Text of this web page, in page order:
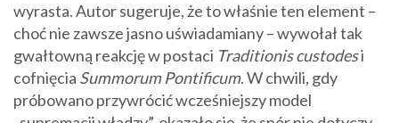
wyrasta. Autor sugeruje, że to właśnie ten element –
choć nie zawsze jasno uświadamiany – wywołał tak
gwałtowną reakcję w postaci Traditionis custodesi
cofnięcia Summorum Pontificum. W chwili, gdy
próbowano przywrócić wcześniejszy model